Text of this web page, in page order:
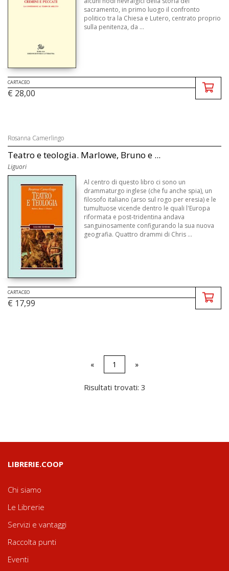
sacramento, in primo luogo il confronto
politico tra la Chiesa e Lutero, centrato proprio
sulla penitenza, da ...
CARTACEO
€ 28,00
Rosanna Camerlingo
Teatro e teologia. Marlowe, Bruno e ...
Liguori
Al centro di questo libro ci sono un
drammaturgo inglese (che fu anche spia), un
filosofo italiano (arso sul rogo per eresia) e le
tumultuose vicende dentro le quali l'Europa
riformata e post-tridentina andava
sanguinosamente configurando la sua nuova
geografia. Quattro drammi di Chris ...
CARTACEO
€ 17,99
« 1 »
Risultati trovati: 3
LIBRERIE.COOP
Chi siamo
Le Librerie
Servizi e vantaggi
Raccolta punti
Eventi